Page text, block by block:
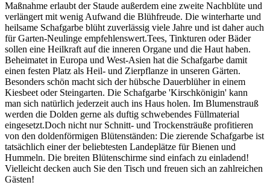
Maßnahme erlaubt der Staude außerdem eine zweite Nachblüte und
verlängert mit wenig Aufwand die Blühfreude. Die winterharte und
heilsame Schafgarbe blüht zuverlässig viele Jahre und ist daher auch
für Garten-Neulinge empfehlenswert.Tees, Tinkturen oder Bäder
sollen eine Heilkraft auf die inneren Organe und die Haut haben.
Beheimatet in Europa und West-Asien hat die Schafgarbe damit
einen festen Platz als Heil- und Zierpflanze in unseren Gärten.
Besonders schön macht sich der hübsche Dauerblüher in einem
Kiesbeet oder Steingarten. Die Schafgarbe 'Kirschkönigin' kann
man sich natürlich jederzeit auch ins Haus holen. Im Blumenstrauß
werden die Dolden gerne als duftig schwebendes Füllmaterial
eingesetzt.Doch nicht nur Schnitt- und Trockensträuße profitieren
von den doldenförmigen Blütenständen: Die zierende Schafgarbe ist
tatsächlich einer der beliebtesten Landeplätze für Bienen und
Hummeln. Die breiten Blütenschirme sind einfach zu einladend!
Vielleicht decken auch Sie den Tisch und freuen sich an zahlreichen
Gästen!